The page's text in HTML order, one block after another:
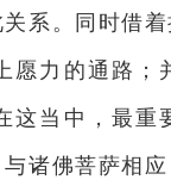
系。同时借
愿力的通路；
这当中，最重
诸佛菩萨相